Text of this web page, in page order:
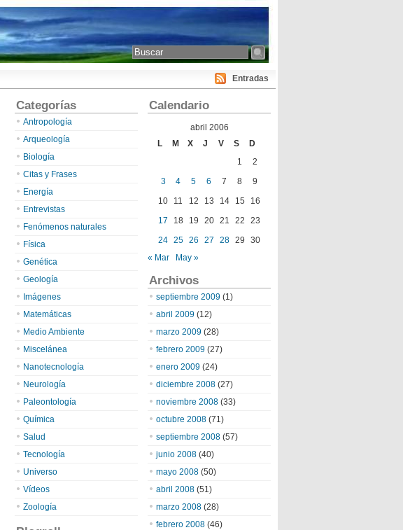
Entradas
Calendario
abril 2006
L
M X J V S
D
1
2
3
4 5 6 7 8
9
10
11 12 13 14 15
16
17
18 19 20 21 22
23
24 25 26 27 28 29
30
« Mar
May »
Archivos
septiembre 2009 (1)
abril 2009 (12)
marzo 2009 (28)
febrero 2009 (27)
enero 2009 (24)
diciembre 2008 (27)
noviembre 2008 (33)
octubre 2008 (71)
septiembre 2008 (57)
junio 2008 (40)
mayo 2008 (50)
abril 2008 (51)
marzo 2008 (28)
febrero 2008 (46)
Categorías
Antropología
Arqueología
Biología
Citas y Frases
Energía
Entrevistas
Fenómenos naturales
Física
Genética
Geología
Imágenes
Matemáticas
Medio Ambiente
Miscelánea
Nanotecnología
Neurología
Paleontología
Química
Salud
Tecnología
Universo
Vídeos
Zoología